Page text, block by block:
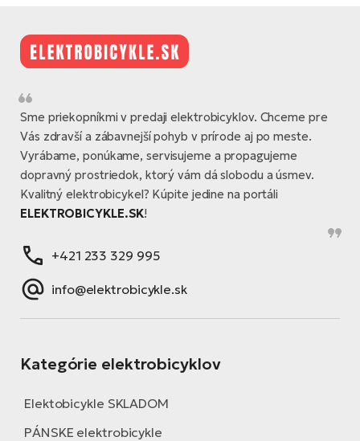
Sme priekopníkmi v predaji elektrobicyklov. Chceme pre
Vás zdravší a zábavnejší pohyb v prírode aj po meste.
Vyrábame, ponúkame, servisujeme a propagujeme
dopravný prostriedok, ktorý vám dá slobodu a úsmev.
Kvalitný elektrobicykel? Kúpite jedine na portáli
ELEKTROBICYKLE.SK!
+421 233 329 995
info@elektrobicykle.sk
Kategórie elektrobicyklov
Elektobicykle SKLADOM
PÁNSKE elektrobicykle